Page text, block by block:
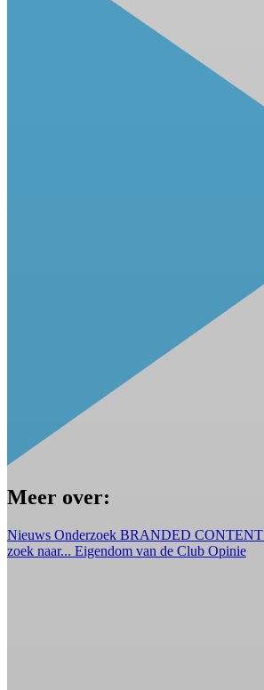
Meer over:
Nieuws Onderzoek BRANDED CONTENT
zoek naar... Eigendom van de Club Opinie